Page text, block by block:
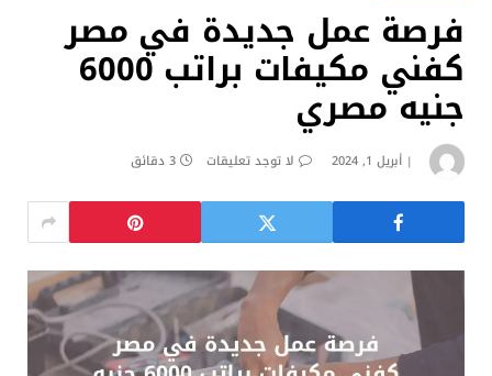
فرصة عمل جديدة في مصر
كفني مكيفات براتب 6000
جنيه مصري
أبريل 1, 2024 لا توجد تعليقات 3 دقائق